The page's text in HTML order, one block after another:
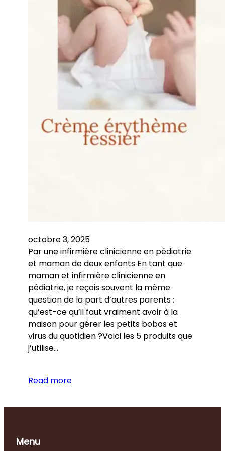
octobre 3, 2025
Par une infirmière clinicienne en pédiatrie
et maman de deux enfants En tant que
maman et infirmière clinicienne en
pédiatrie, je reçois souvent la même
question de la part d’autres parents :
qu’est-ce qu’il faut vraiment avoir à la
maison pour gérer les petits bobos et
virus du quotidien ?Voici les 5 produits que
j’utilise…
Read more
Menu